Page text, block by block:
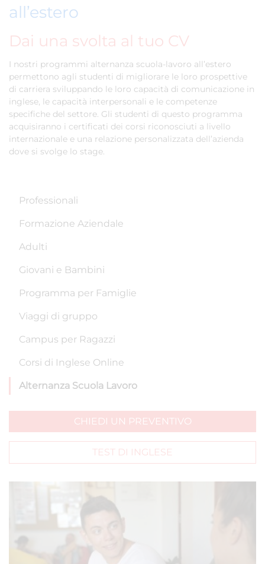
all’estero
Dai una svolta al tuo CV
I nostri programmi alternanza scuola-lavoro all’estero
permettono agli studenti di migliorare le loro prospettive
di carriera sviluppando le loro capacità di comunicazione in
inglese, le capacità interpersonali e le competenze
specifiche del settore. Gli studenti di questo programma
acquisiranno i certificati dei corsi riconosciuti a livello
internazionale e una relazione personalizzata dell’azienda
dove si svolge lo stage.
Professionali
Formazione Aziendale
Adulti
Giovani e Bambini
Programma per Famiglie
Viaggi di gruppo
Campus per Ragazzi
Corsi di Inglese Online
Alternanza Scuola Lavoro
CHIEDI UN PREVENTIVO
TEST DI INGLESE